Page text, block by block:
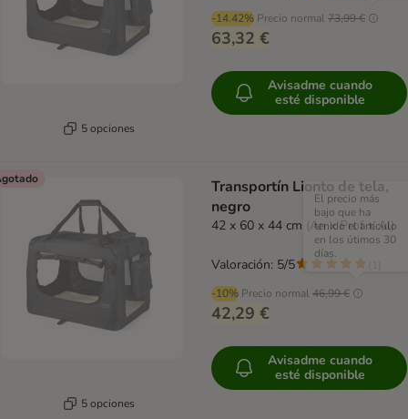
5 opciones
-14.42% Precio normal 73,99 €
63,32 €
Avisadme cuando
esté disponible
5 opciones
Transportín Lionto de tela,
negro
42 x 60 x 44 cm (An x Prof x Al)
-10% Precio normal 46,99 €
El precio más
bajo que ha
tenido el artículo
en los útimos 30
días.
42,29 €
Valoración: 5/5
Avisadme cuando
esté disponible